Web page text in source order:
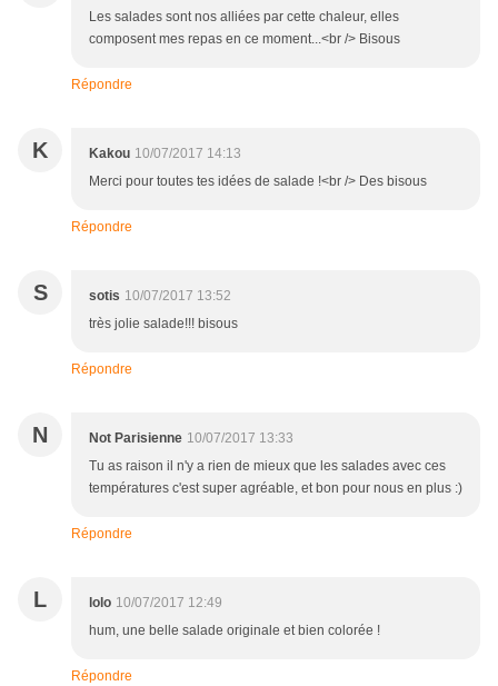
Les salades sont nos alliées par cette chaleur, elles
composent mes repas en ce moment...<br /> Bisous
Répondre
K Kakou 10/07/2017 14:13
Merci pour toutes tes idées de salade !<br /> Des bisous
Répondre
S sotis 10/07/2017 13:52
très jolie salade!!! bisous
Répondre
N Not Parisienne 10/07/2017 13:33
Tu as raison il n'y a rien de mieux que les salades avec ces
températures c'est super agréable, et bon pour nous en plus :)
Répondre
L lolo 10/07/2017 12:49
hum, une belle salade originale et bien colorée !
Répondre